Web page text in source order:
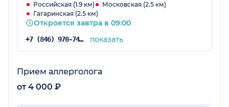
Российская (1.9 км)
Московская (2.5 км)
Гагаринская (2.5 км)
Откроется завтра в 09:00
+7 (846) 970-74-32 показать
Прием аллерголога
от 4 000 ₽